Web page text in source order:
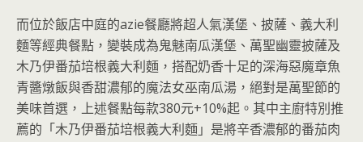
而位於飯店中庭的azie餐廳將超人氣漢堡、披薩、義大利
麵等經典餐點，變裝成為鬼魅南瓜漢堡、萬聖幽靈披薩及
木乃伊番茄培根義大利麵，搭配奶香十足的深海惡魔章魚
青醬燉飯與香甜濃郁的魔法女巫南瓜湯，絕對是萬聖節的
美味首選，上述餐點每款380元+10%起。其中主廚特別推
薦的「木乃伊番茄培根義大利麵」是將辛香濃郁的番茄肉